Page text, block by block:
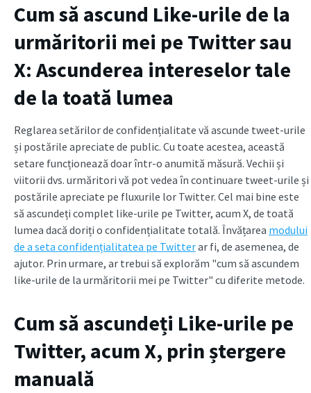
Cum să ascund Like-urile de la
urmăritorii mei pe Twitter sau
X: Ascunderea intereselor tale
de la toată lumea
Reglarea setărilor de confidențialitate vă ascunde tweet-urile
și postările apreciate de public. Cu toate acestea, această
setare funcționează doar într-o anumită măsură. Vechii și
viitorii dvs. urmăritori vă pot vedea în continuare tweet-urile și
postările apreciate pe fluxurile lor Twitter. Cel mai bine este
să ascundeți complet like-urile pe Twitter, acum X, de toată
lumea dacă doriți o confidențialitate totală. Învățarea modului
de a seta confidențialitatea pe Twitterar fi, de asemenea, de
ajutor. Prin urmare, ar trebui să explorăm "cum să ascundem
like-urile de la urmăritorii mei pe Twitter" cu diferite metode.
Cum să ascundeți Like-urile pe
Twitter, acum X, prin ștergere
manuală